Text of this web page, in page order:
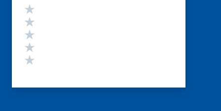
Valutazione